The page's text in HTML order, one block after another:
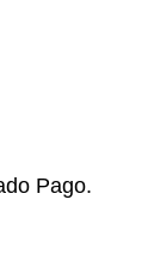
Pago.